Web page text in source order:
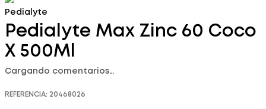
Pedialyte
Pedialyte Max Zinc 60 Coco
X 500Ml
Cargando comentarios…
REFERENCIA: 20468026